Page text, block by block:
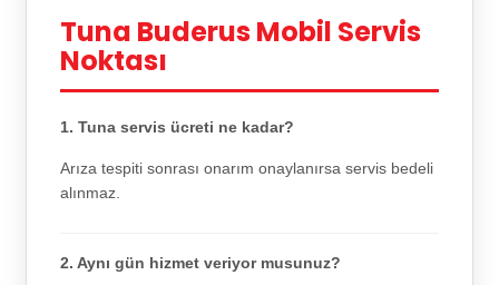
Tuna Buderus Mobil Servis
Noktası
1. Tuna servis ücreti ne kadar?
Arıza tespiti sonrası onarım onaylanırsa servis bedeli
alınmaz.
2. Aynı gün hizmet veriyor musunuz?